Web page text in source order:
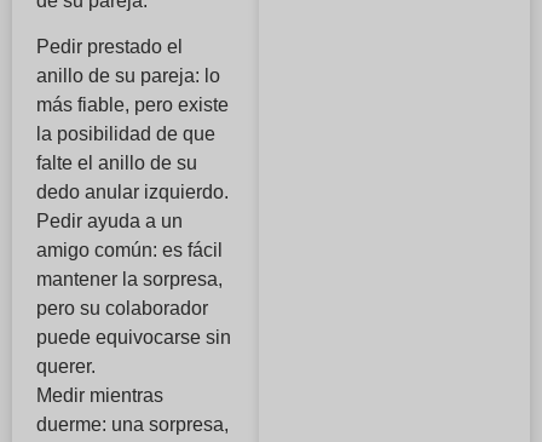
Pedir prestado el
anillo de su pareja: lo
más fiable, pero existe
la posibilidad de que
falte el anillo de su
dedo anular izquierdo.
Pedir ayuda a un
amigo común: es fácil
mantener la sorpresa,
pero su colaborador
puede equivocarse sin
querer.
Medir mientras
duerme: una sorpresa,